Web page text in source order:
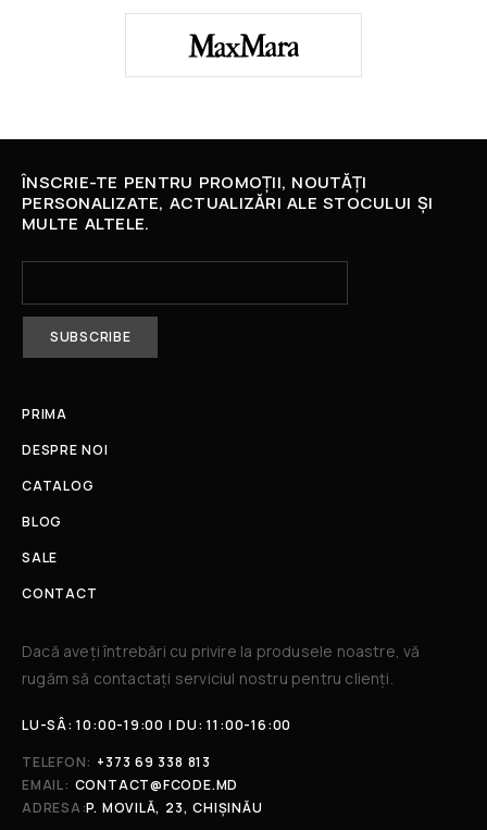
ÎNSCRIE-TE PENTRU PROMOȚII, NOUTĂȚI
PERSONALIZATE, ACTUALIZĂRI ALE STOCULUI ȘI
MULTE ALTELE.
PRIMA
DESPRE NOI
CATALOG
BLOG
SALE
CONTACT
Dacă aveți întrebări cu privire la produsele noastre, vă
rugăm să contactați serviciul nostru pentru clienți.​
LU-SÂ: 10:00-19:00 | DU: 11:00-16:00
TELEFON: +373 69 338 813
EMAIL: CONTACT@FCODE.MD
ADRESA:P. MOVILĂ, 23, CHIȘINĂU